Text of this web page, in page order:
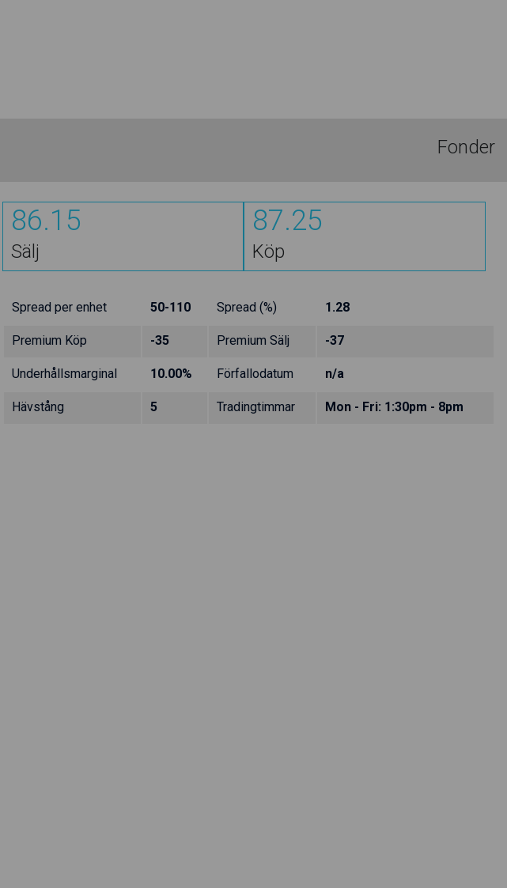
Fonder
86.15
Sälj
87.25
Köp
Spread per enhet 50-110 Spread (%) 1.28
Premium Köp -35 Premium Sälj -37
Underhållsmarginal 10.00% Förfallodatum n/a
Hävstång 5 Tradingtimmar Mon - Fri: 1:30pm - 8pm